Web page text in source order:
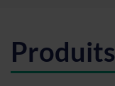
Produits